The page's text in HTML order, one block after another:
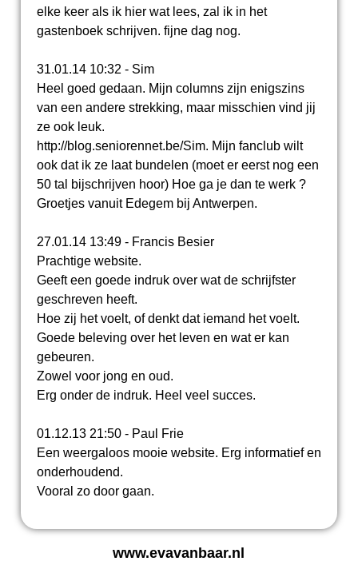
elke keer als ik hier wat lees, zal ik in het
gastenboek schrijven. fijne dag nog.
31.01.14 10:32 - Sim
Heel goed gedaan. Mijn columns zijn enigszins
van een andere strekking, maar misschien vind jij
ze ook leuk.
http://blog.seniorennet.be/Sim. Mijn fanclub wilt
ook dat ik ze laat bundelen (moet er eerst nog een
50 tal bijschrijven hoor) Hoe ga je dan te werk ?
Groetjes vanuit Edegem bij Antwerpen.
27.01.14 13:49 - Francis Besier
Prachtige website.
Geeft een goede indruk over wat de schrijfster
geschreven heeft.
Hoe zij het voelt, of denkt dat iemand het voelt.
Goede beleving over het leven en wat er kan
gebeuren.
Zowel voor jong en oud.
Erg onder de indruk. Heel veel succes.
01.12.13 21:50 - Paul Frie
Een weergaloos mooie website. Erg informatief en
onderhoudend.
Vooral zo door gaan.
www.evavanbaar.nl